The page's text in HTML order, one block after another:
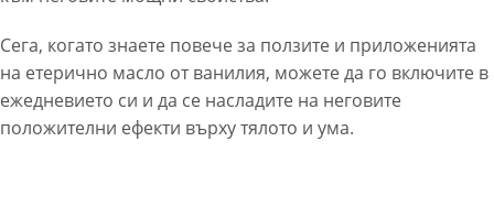
Сега, когато знаете повече за ползите и приложенията
на етерично масло от ванилия, можете да го включите в
ежедневието си и да се насладите на неговите
положителни ефекти върху тялото и ума.